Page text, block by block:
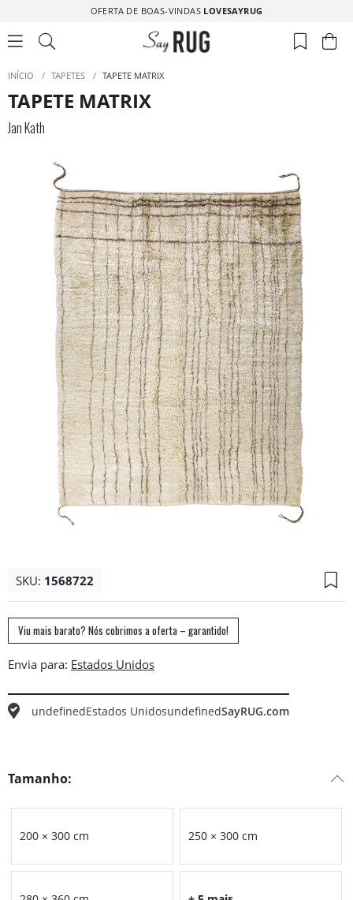
OFERTA DE BOAS-VINDAS LOVESAYRUG
INÍCIO / TAPETES / TAPETE MATRIX
TAPETE MATRIX
Jan Kath
SKU: 1568722
Viu mais barato? Nós cobrimos a oferta – garantido!
Envia para:
undefinedEstados UnidosundefinedSayRUG.com
Tamanho:
200 × 300 cm 250 × 300 cm